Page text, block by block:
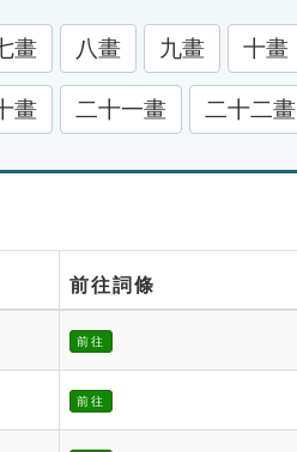
畫 八畫 九畫 十畫
畫 二十一畫 二十二畫
前往詞條
前往
前往